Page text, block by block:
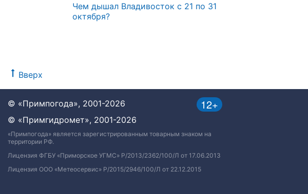
Чем дышал Владивосток с 21 по 31
октября?
Вверх
12+
© «Примпогода», 2001-2026
© «Примгидромет», 2001-2026
«Примпогода» является зарегистрированным товарным знаком на
территории РФ.
Лицензия ФГБУ «Приморское УГМС» Р/2013/2362/100/Л от 17.06.2013
Лицензия ООО «Метеосервис» Р/2015/2946/100/Л от 22.12.2015